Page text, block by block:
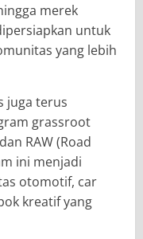
merek
untuk
yang lebih
juga terus
grassroot
RAW (Road
ini menjadi
otomotif, car
kreatif yang